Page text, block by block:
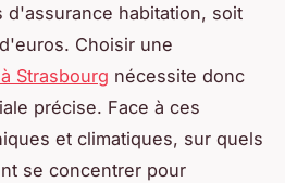
d'assurance habitation, soit
Choisir une
Strasbourg nécessite donc
précise. Face à ces
et climatiques, sur quels
se concentrer pour